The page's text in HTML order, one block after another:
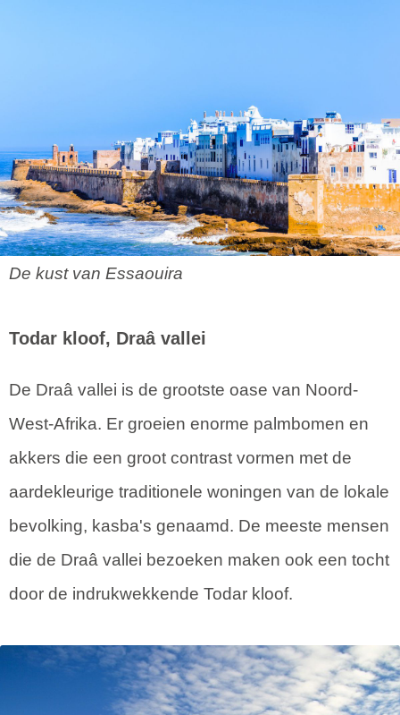
De kust van Essaouira
Todar kloof, Draâ vallei
De Draâ vallei is de grootste oase van Noord-
West-Afrika. Er groeien enorme palmbomen en
akkers die een groot contrast vormen met de
aardekleurige traditionele woningen van de lokale
bevolking, kasba's genaamd. De meeste mensen
die de Draâ vallei bezoeken maken ook een tocht
door de indrukwekkende Todar kloof.